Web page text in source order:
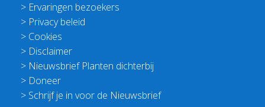
> Ervaringen bezoekers
> Privacy beleid
> Cookies
> Disclaimer
> Nieuwsbrief Planten dichterbij
> Doneer
> Schrijf je in voor de Nieuwsbrief